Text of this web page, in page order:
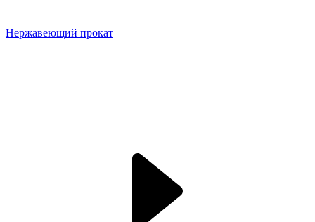
Нержавеющий прокат